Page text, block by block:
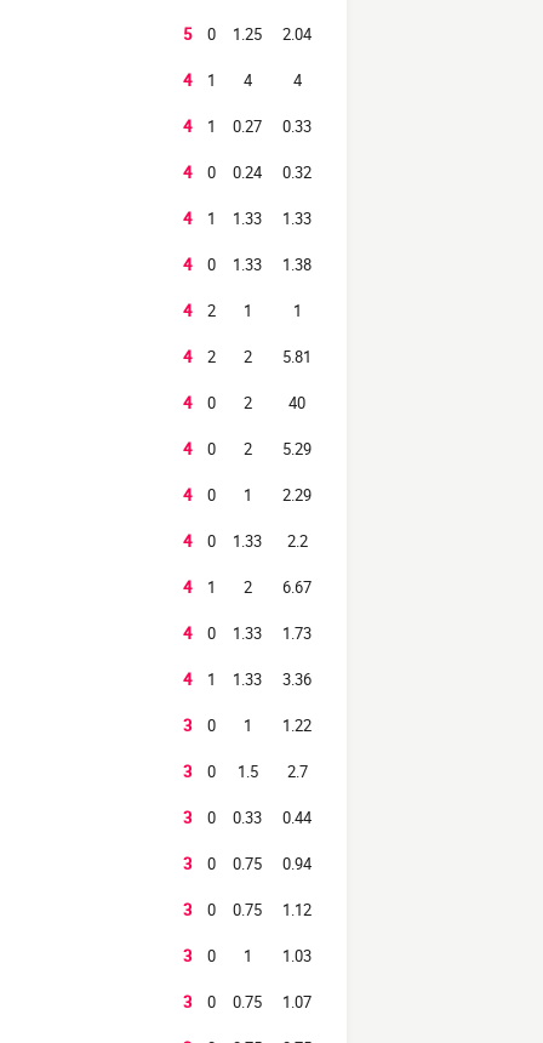
5 0 1.25 2.04
4 1 4 4
4 1 0.27 0.33
4 0 0.24 0.32
4 1 1.33 1.33
4 0 1.33 1.38
4 2 1 1
4 2 2 5.81
4 0 2 40
4 0 2 5.29
4 0 1 2.29
4 0 1.33 2.2
4 1 2 6.67
4 0 1.33 1.73
4 1 1.33 3.36
3 0 1 1.22
3 0 1.5 2.7
3 0 0.33 0.44
3 0 0.75 0.94
3 0 0.75 1.12
3 0 1 1.03
3 0 0.75 1.07